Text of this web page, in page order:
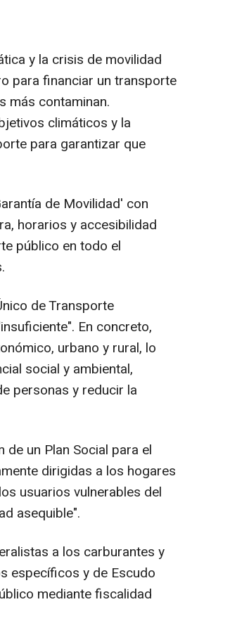
y la crisis de movilidad
para financiar un transporte
más contaminan.
climáticos y la
para garantizar que
de Movilidad' con
horarios y accesibilidad
público en todo el
de Transporte
En concreto,
urbano y rural, lo
social y ambiental,
personas y reducir la
un Plan Social para el
dirigidas a los hogares
usuarios vulnerables del
asequible".
a los carburantes y
específicos y de Escudo
mediante fiscalidad